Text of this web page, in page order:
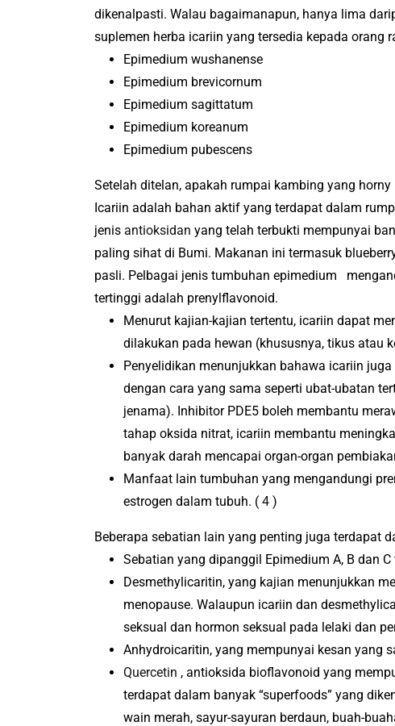
dikenalpasti. Walau bagaimanapun, hanya lima
suplemen herba icariin yang tersedia kepada orang
Epimedium wushanense
Epimedium brevicornum
Epimedium sagittatum
Epimedium koreanum
Epimedium pubescens
Setelah ditelan, apakah rumpai kambing yang
Icariin adalah bahan aktif yang terdapat dalam
jenis antioksidan yang telah terbukti mempunyai
paling sihat di Bumi. Makanan ini termasuk
pasli. Pelbagai jenis tumbuhan epimedium
tertinggi adalah prenylflavonoid.
Menurut kajian-kajian tertentu, icariin dapat
dilakukan pada hewan (khususnya, tikus atau
Penyelidikan menunjukkan bahawa icariin
dengan cara yang sama seperti ubat-ubatan
jenama). Inhibitor PDE5 boleh membantu
tahap oksida nitrat, icariin membantu
banyak darah mencapai organ-organ
Manfaat lain tumbuhan yang mengandungi
estrogen dalam tubuh. ( 4 )
Beberapa sebatian lain yang penting juga terdapat
Sebatian yang dipanggil Epimedium A, B dan
Desmethylicaritin, yang kajian menunjukkan
menopause. Walaupun icariin dan
seksual dan hormon seksual pada lelaki dan
Anhydroicaritin, yang mempunyai kesan yang
Quercetin , antioksida bioflavonoid yang
terdapat dalam banyak “superfoods” yang
wain merah, sayur-sayuran berdaun, buah-